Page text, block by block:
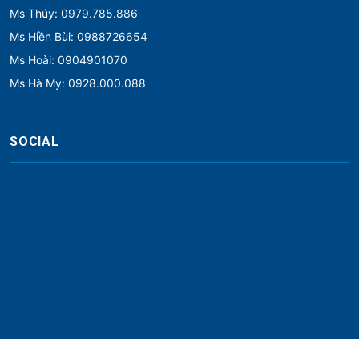
Ms Thúy: 0979.785.886
Ms Hiền Bùi: 0988726654
Ms Hoài: 0904901070
Ms Hà My: 0928.000.088
SOCIAL